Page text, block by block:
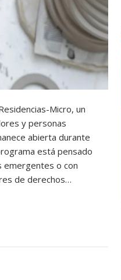
Micro, un
y personas
abierta durante
está pensado
emergentes o con
de derechos…